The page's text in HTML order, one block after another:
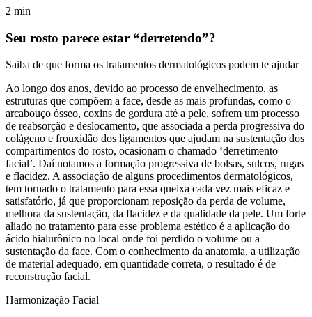
2 min
Seu rosto parece estar “derretendo”?
Saiba de que forma os tratamentos dermatológicos podem te ajudar
Ao longo dos anos, devido ao processo de envelhecimento, as
estruturas que compõem a face, desde as mais profundas, como o
arcabouço ósseo, coxins de gordura até a pele, sofrem um processo
de reabsorção e deslocamento, que associada a perda progressiva do
colágeno e frouxidão dos ligamentos que ajudam na sustentação dos
compartimentos do rosto, ocasionam o chamado ‘derretimento
facial’. Daí notamos a formação progressiva de bolsas, sulcos, rugas
e flacidez. A associação de alguns procedimentos dermatológicos,
tem tornado o tratamento para essa queixa cada vez mais eficaz e
satisfatório, já que proporcionam reposição da perda de volume,
melhora da sustentação, da flacidez e da qualidade da pele. Um forte
aliado no tratamento para esse problema estético é a aplicação do
ácido hialurônico no local onde foi perdido o volume ou a
sustentação da face. Com o conhecimento da anatomia, a utilização
de material adequado, em quantidade correta, o resultado é de
reconstrução facial.
Harmonização Facial